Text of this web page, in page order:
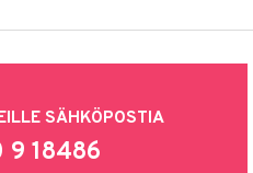
SÄHKÖPOSTIA
18486